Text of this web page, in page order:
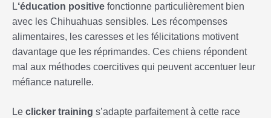
L‘éducation positive fonctionne particulièrement bien
avec les Chihuahuas sensibles. Les récompenses
alimentaires, les caresses et les félicitations motivent
davantage que les réprimandes. Ces chiens répondent
mal aux méthodes coercitives qui peuvent accentuer leur
méfiance naturelle.
Le clicker training s’adapte parfaitement à cette race